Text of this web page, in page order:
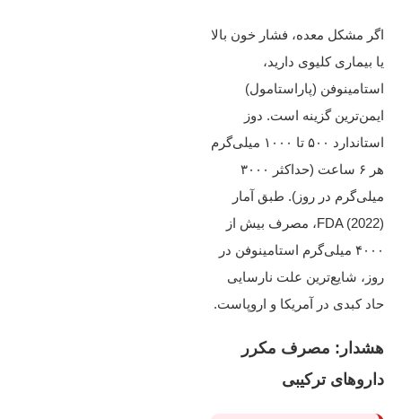
اگر مشکل معده، فشار خون بالا
یا بیماری کلیوی دارید،
استامینوفن (پاراستامول)
ایمن‌ترین گزینه است. دوز
استاندارد ۵۰۰ تا ۱۰۰۰ میلی‌گرم
هر ۶ ساعت (حداکثر ۳۰۰۰
میلی‌گرم در روز). طبق آمار
FDA (2022)، مصرف بیش از
۴۰۰۰ میلی‌گرم استامینوفن در
روز، شایع‌ترین علت نارسایی
حاد کبدی در آمریکا و اروپاست.
هشدار: مصرف مکرر
داروهای ترکیبی